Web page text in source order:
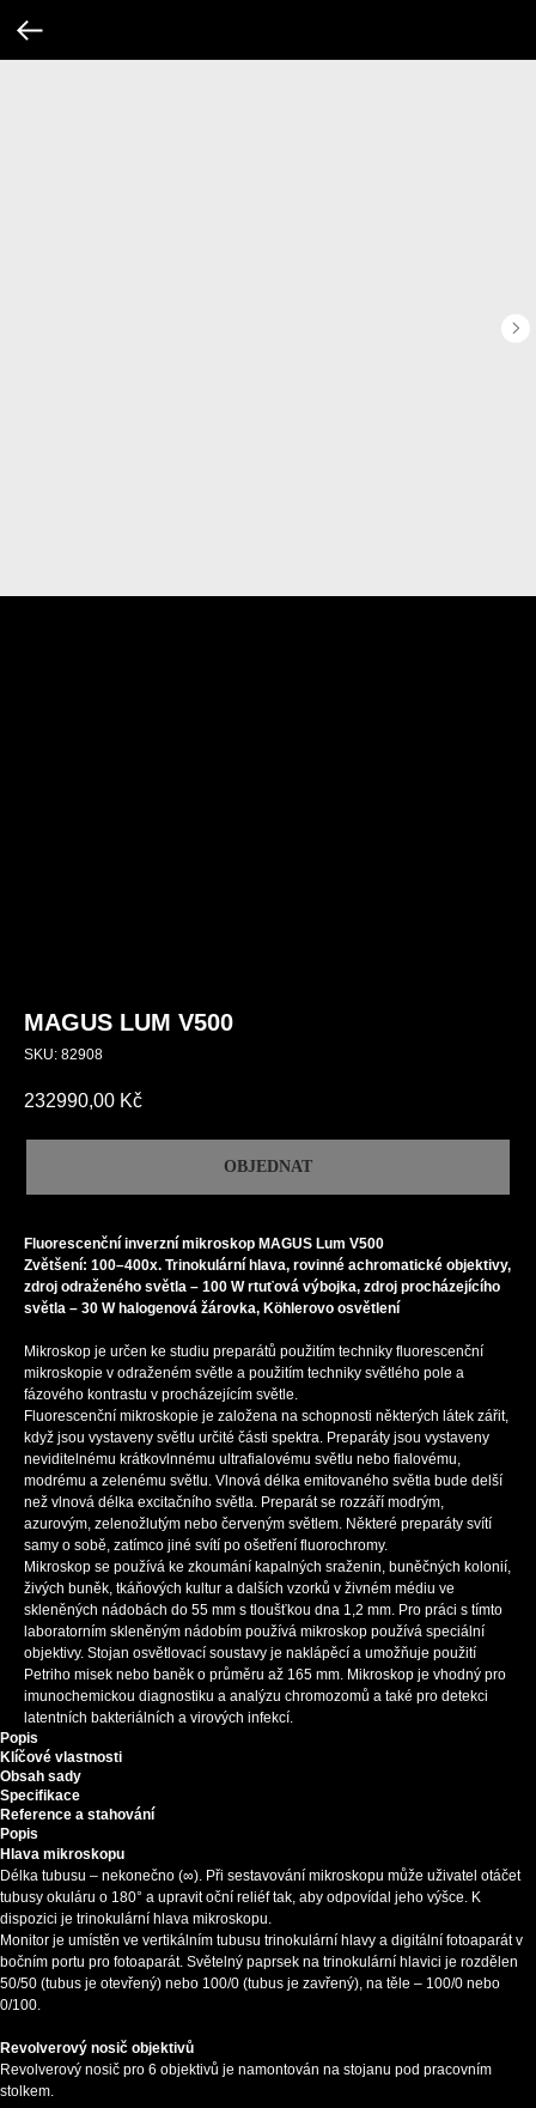
MAGUS LUM V500
SKU: 82908
232990,00 Kč
OBJEDNAT
Fluorescenční inverzní mikroskop MAGUS Lum V500
Zvětšení: 100–400x. Trinokulární hlava, rovinné achromatické objektivy,
zdroj odraženého světla – 100 W rtuťová výbojka, zdroj procházejícího
světla – 30 W halogenová žárovka, Köhlerovo osvětlení
Mikroskop je určen ke studiu preparátů použitím techniky fluorescenční
mikroskopie v odraženém světle a použitím techniky světlého pole a
fázového kontrastu v procházejícím světle.
Fluorescenční mikroskopie je založena na schopnosti některých látek zářit,
když jsou vystaveny světlu určité části spektra. Preparáty jsou vystaveny
neviditelnému krátkovlnnému ultrafialovému světlu nebo fialovému,
modrému a zelenému světlu. Vlnová délka emitovaného světla bude delší
než vlnová délka excitačního světla. Preparát se rozzáří modrým,
azurovým, zelenožlutým nebo červeným světlem. Některé preparáty svítí
samy o sobě, zatímco jiné svítí po ošetření fluorochromy.
Mikroskop se používá ke zkoumání kapalných sraženin, buněčných kolonií,
živých buněk, tkáňových kultur a dalších vzorků v živném médiu ve
skleněných nádobách do 55 mm s tloušťkou dna 1,2 mm. Pro práci s tímto
laboratorním skleněným nádobím používá mikroskop používá speciální
objektivy. Stojan osvětlovací soustavy je naklápěcí a umožňuje použití
Petriho misek nebo baněk o průměru až 165 mm. Mikroskop je vhodný pro
imunochemickou diagnostiku a analýzu chromozomů a také pro detekci
latentních bakteriálních a virových infekcí.
Popis
Klíčové vlastnosti
Obsah sady
Specifikace
Reference a stahování
Popis
Hlava mikroskopu
Délka tubusu – nekonečno (∞). Při sestavování mikroskopu může uživatel otáčet
tubusy okuláru o 180° a upravit oční reliéf tak, aby odpovídal jeho výšce. K
dispozici je trinokulární hlava mikroskopu.
Monitor je umístěn ve vertikálním tubusu trinokulární hlavy a digitální fotoaparát v
bočním portu pro fotoaparát. Světelný paprsek na trinokulární hlavici je rozdělen
50/50 (tubus je otevřený) nebo 100/0 (tubus je zavřený), na těle – 100/0 nebo
0/100.
Revolverový nosič objektivů
Revolverový nosič pro 6 objektivů je namontován na stojanu pod pracovním
stolkem.